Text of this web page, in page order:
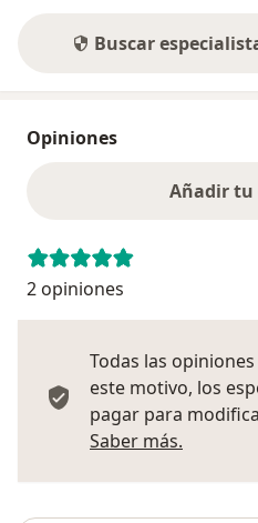
Buscar
Opiniones
Añadir
2 opiniones
Todas las
este motivo, los
pagar para
Saber más.